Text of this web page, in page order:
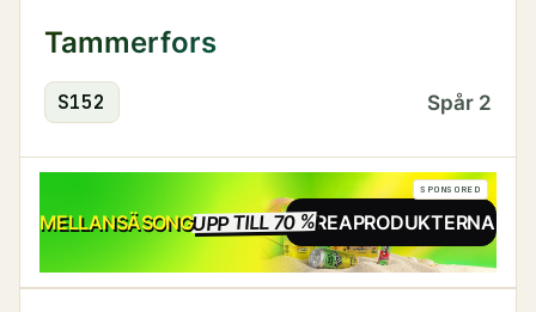
Tammerfors
S152 Spår 2
MELLANSÄSONGUPP TILL 70 %REA
SE REAPRODUKTERNA
SPONSORED